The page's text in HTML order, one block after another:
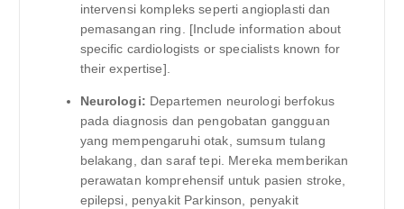
intervensi kompleks seperti angioplasti dan
pemasangan ring. [Include information about
specific cardiologists or specialists known for
their expertise].
Neurologi: Departemen neurologi berfokus
pada diagnosis dan pengobatan gangguan
yang mempengaruhi otak, sumsum tulang
belakang, dan saraf tepi. Mereka memberikan
perawatan komprehensif untuk pasien stroke,
epilepsi, penyakit Parkinson, penyakit